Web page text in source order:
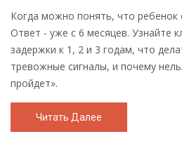
Когда можно понять, что ребенок
Ответ - уже с 6 месяцев. Узнайте
задержки к 1, 2 и 3 годам, что
тревожные сигналы, и почему
пройдет».
Читать Далее